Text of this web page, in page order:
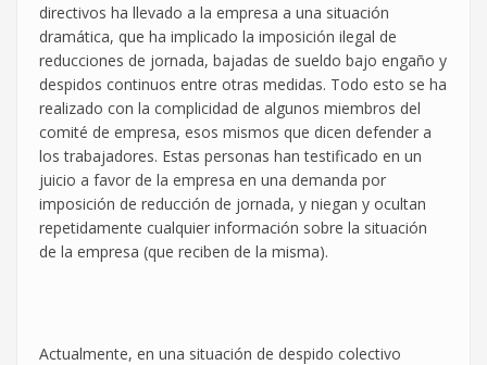
directivos ha llevado a la empresa a una situación
dramática, que ha implicado la imposición ilegal de
reducciones de jornada, bajadas de sueldo bajo engaño y
despidos continuos entre otras medidas. Todo esto se ha
realizado con la complicidad de algunos miembros del
comité de empresa, esos mismos que dicen defender a
los trabajadores. Estas personas han testificado en un
juicio a favor de la empresa en una demanda por
imposición de reducción de jornada, y niegan y ocultan
repetidamente cualquier información sobre la situación
de la empresa (que reciben de la misma).
Actualmente, en una situación de despido colectivo